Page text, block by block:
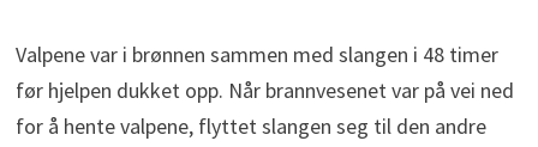
Valpene var i brønnen sammen med slangen i 48 timer
før hjelpen dukket opp. Når brannvesenet var på vei ned
for å hente valpene, flyttet slangen seg til den andre